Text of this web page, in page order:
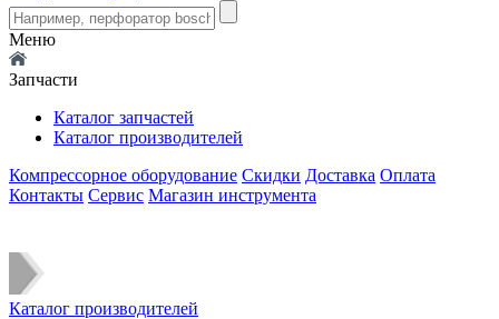
Меню
Запчасти
Каталог запчастей
Каталог производителей
Компрессорное оборудование Скидки Доставка Оплата
Контакты Сервис Магазин инструмента
Каталог производителей